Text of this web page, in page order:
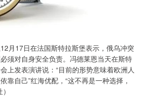
月17日在法国斯特拉斯堡表示，俄乌冲突
须对自身安全负责。冯德莱恩当天在斯特
上发表演讲说：“目前的形势意味着欧洲人
靠自己”红海优配，“这不再是一种选择，